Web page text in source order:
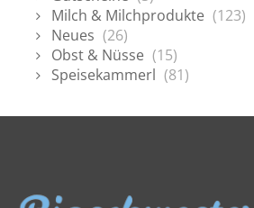
Milch & Milchprodukte (123)
Neues (26)
Obst & Nüsse (15)
Speisekammerl (81)